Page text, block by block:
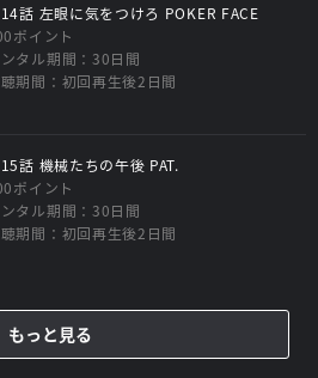
話 左眼に気をつけろ POKER FACE
ポイント
タル期間：30日間
期間：初回再生後2日間
話 機械たちの午後 PAT.
ポイント
タル期間：30日間
期間：初回再生後2日間
もっと見る